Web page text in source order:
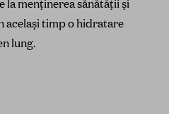
menținerea sănătății și
același timp o hidratare
lung.